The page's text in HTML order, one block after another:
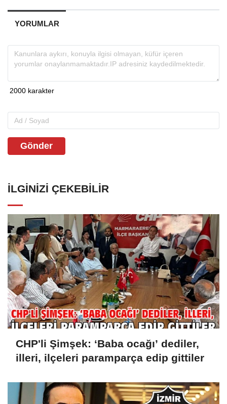
YORUMLAR
Gönder
İLGINIZI ÇEKEBILIR
CHP'li Şimşek: ‘Baba ocağı’ dediler,
illeri, ilçeleri paramparça edip gittiler